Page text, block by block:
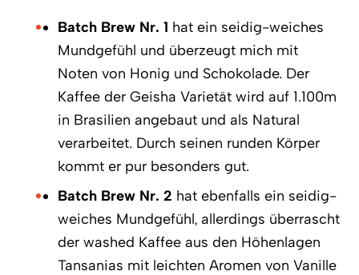
Batch Brew Nr. 1 hat ein seidig-weiches
Mundgefühl und überzeugt mich mit
Noten von Honig und Schokolade. Der
Kaffee der Geisha Varietät wird auf 1.100m
in Brasilien angebaut und als Natural
verarbeitet. Durch seinen runden Körper
kommt er pur besonders gut.
Batch Brew Nr. 2 hat ebenfalls ein seidig-
weiches Mundgefühl, allerdings überrascht
der washed Kaffee aus den Höhenlagen
Tansanias mit leichten Aromen von Vanille